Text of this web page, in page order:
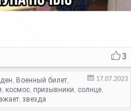
3
17.07.2023
, Военный билет,
, космос, призывники, солнце,
, звезда